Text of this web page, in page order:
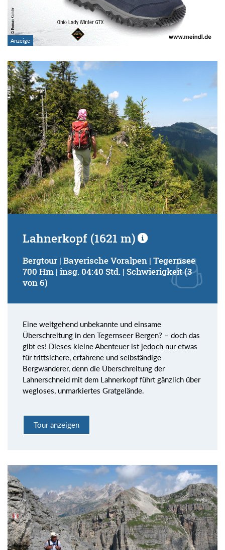
Lahnerkopf (1621 m)
Bergtour | Bayerische Voralpen | Tegernsee
700 Hm | insg. 04:40 Std. | Schwierigkeit (3
von 6)
Eine weitgehend unbekannte und einsame
Überschreitung in den Tegernseer Bergen? – doch das
gibt es! Dieses kleine Abenteuer ist jedoch nur etwas
für trittsichere, erfahrene und selbständige
Bergwanderer, denn die Überschreitung der
Lahnerschneid mit dem Lahnerkopf führt gänzlich über
wegloses, unmarkiertes Gratgelände.
Tour anzeigen